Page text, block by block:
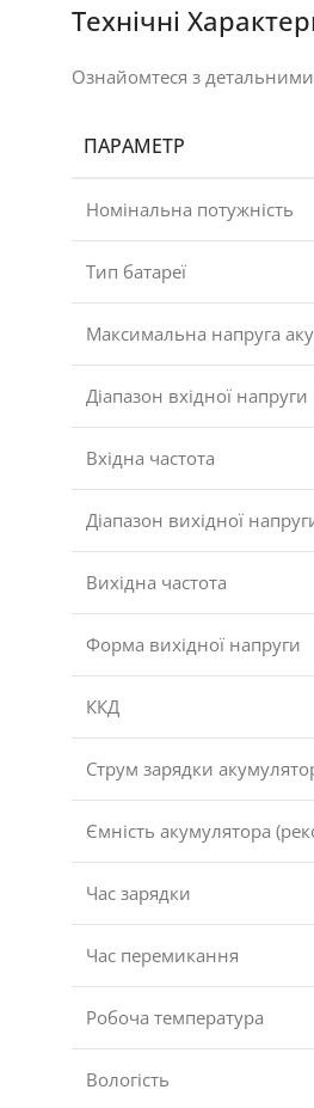
Технічні
Ознайомтеся з
ПАРАМЕТР
Номінальна потужність
Тип батареї
Максимальна напруга
Діапазон вхідної напруги
Вхідна частота
Діапазон вихідної
Вихідна частота
Форма вихідної напруги
ККД
Струм зарядки
Ємність акумулятора
Час зарядки
Час перемикання
Робоча температура
Вологість